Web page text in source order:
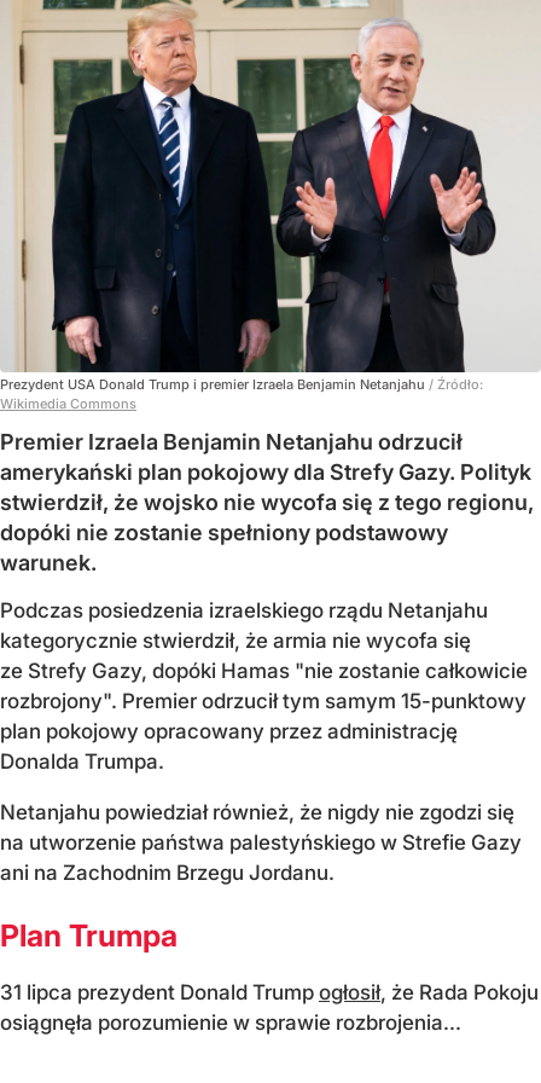
Prezydent USA Donald Trump i premier Izraela Benjamin Netanjahu / Źródło:
Wikimedia Commons
Premier Izraela Benjamin Netanjahu odrzucił
amerykański plan pokojowy dla Strefy Gazy. Polityk
stwierdził, że wojsko nie wycofa się z tego regionu,
dopóki nie zostanie spełniony podstawowy
warunek.
Podczas posiedzenia izraelskiego rządu Netanjahu
kategorycznie stwierdził, że armia nie wycofa się
ze Strefy Gazy, dopóki Hamas "nie zostanie całkowicie
rozbrojony". Premier odrzucił tym samym 15-punktowy
plan pokojowy opracowany przez administrację
Donalda Trumpa.
Netanjahu powiedział również, że nigdy nie zgodzi się
na utworzenie państwa palestyńskiego w Strefie Gazy
ani na Zachodnim Brzegu Jordanu.
Plan Trumpa
31 lipca prezydent Donald Trump ogłosił, że Rada Pokoju
osiągnęła porozumienie w sprawie rozbrojenia...